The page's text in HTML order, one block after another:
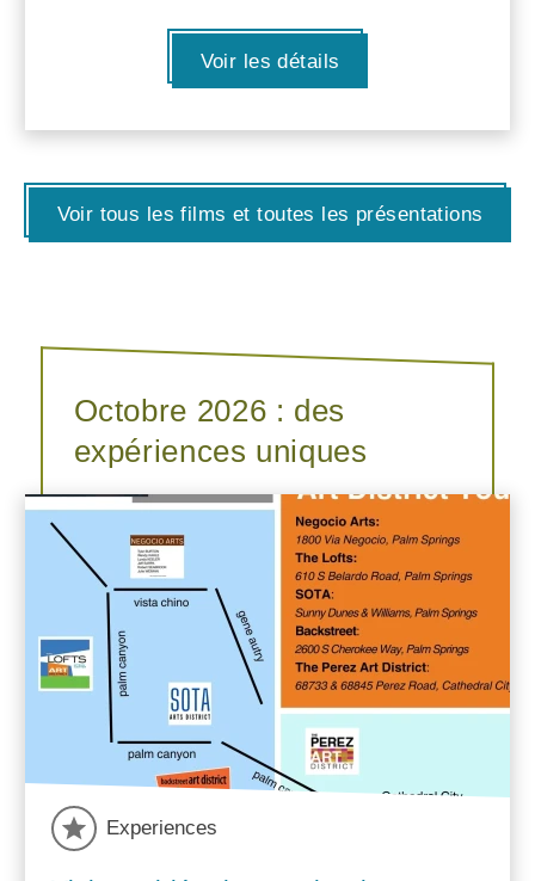
Voir les détails
Voir tous les films et toutes les présentations
Octobre 2026 : des
expériences uniques
Experiences